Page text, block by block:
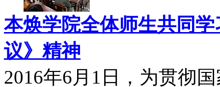
本焕学院全体师生共同
议》精神
2016年6月1日，为贯彻